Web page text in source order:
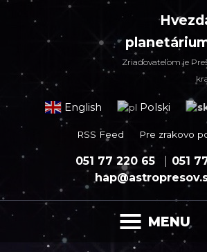
Zriaďovateľom je
English Polski
Pre zrakovo
RSS Feed
051 77 220 65
051
MENU